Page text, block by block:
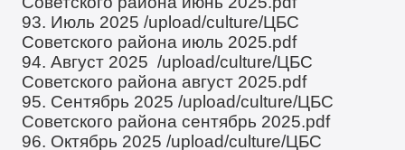
93. Июль 2025/upload/culture/ЦБС
Советского района июль 2025.pdf
94. Август 2025/upload/culture/ЦБС
Советского района август 2025.pdf
95. Сентябрь 2025/upload/culture/ЦБС
Советского района сентябрь 2025.pdf
96. Октябрь 2025/upload/culture/ЦБС